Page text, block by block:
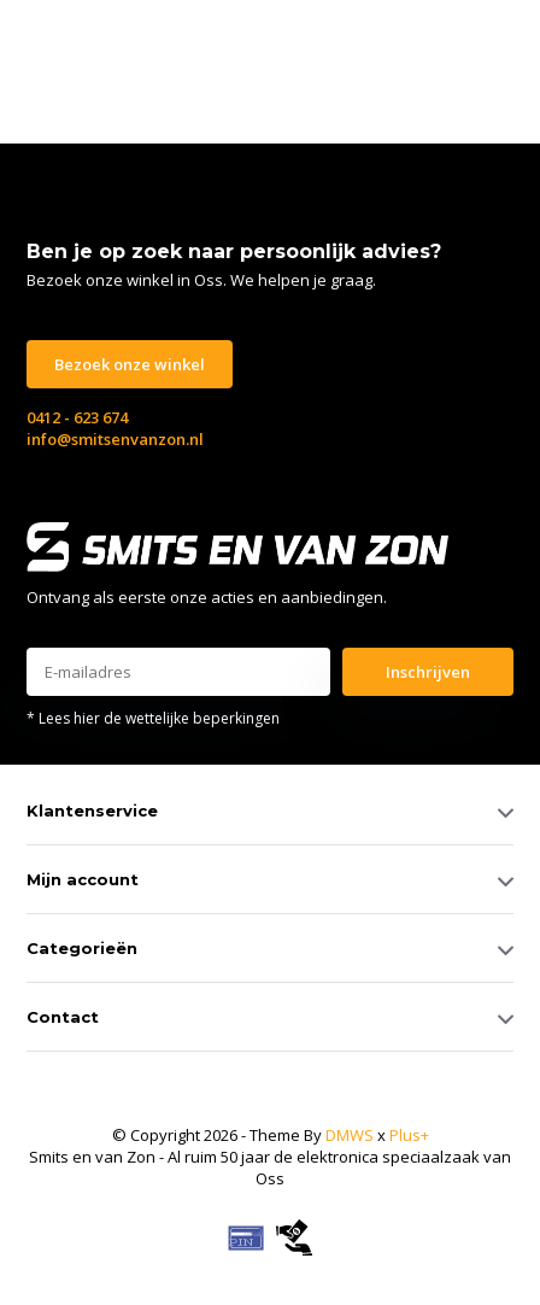
Ben je op zoek naar persoonlijk advies?
Bezoek onze winkel in Oss. We helpen je graag.
Bezoek onze winkel
0412 - 623 674
info@smitsenvanzon.nl
Ontvang als eerste onze acties en aanbiedingen.
Inschrijven
* Lees hier de wettelijke beperkingen
Klantenservice
Mijn account
Categorieën
Contact
© Copyright 2026 - Theme ByDMWS xPlus+
Smits en van Zon - Al ruim 50 jaar de elektronica speciaalzaak van
Oss